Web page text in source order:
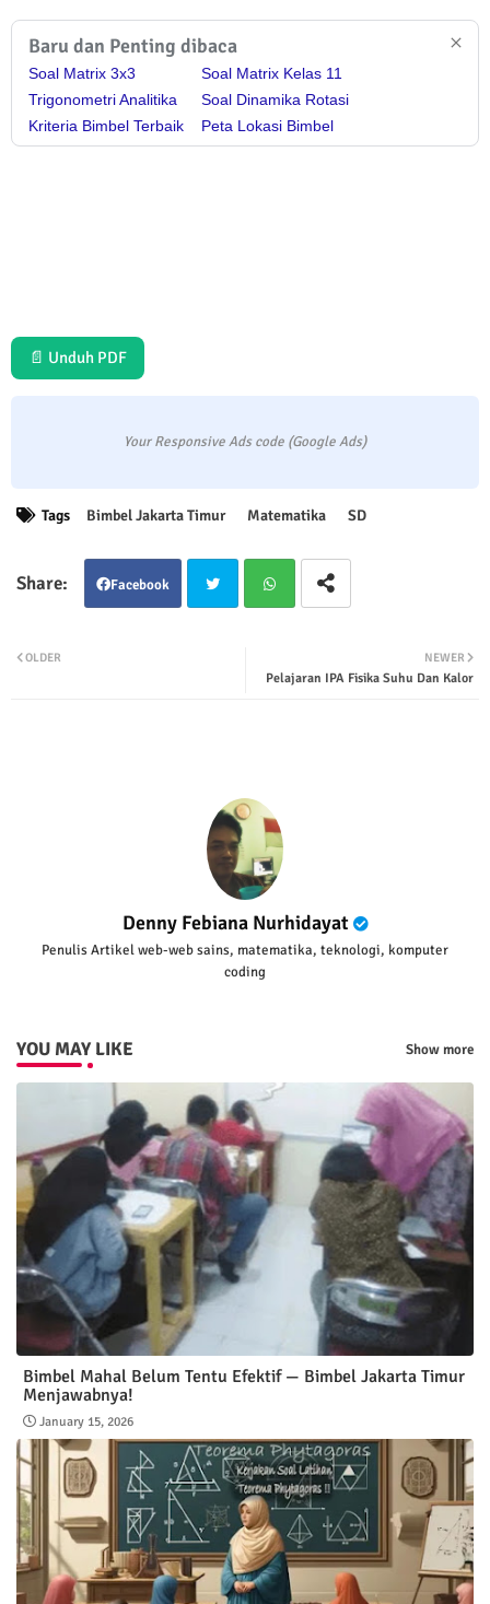
Baru dan Penting dibaca
Soal Matrix 3x3
Trigonometri Analitika
Kriteria Bimbel Terbaik
Soal Matrix Kelas 11
Soal Dinamika Rotasi
Peta Lokasi Bimbel
📄 Unduh PDF
Your Responsive Ads code (Google Ads)
Tags Bimbel Jakarta Timur Matematika SD
Facebook
tsap
NEWER
Pelajaran IPA Fisika Suhu Dan Kalor
OLDER
Denny Febiana Nurhidayat
Penulis Artikel web-web sains, matematika, teknologi, komputer
coding
YOU MAY LIKE Show more
Bimbel Mahal Belum Tentu Efektif — Bimbel Jakarta Timur
Menjawabnya!
January 15, 2026